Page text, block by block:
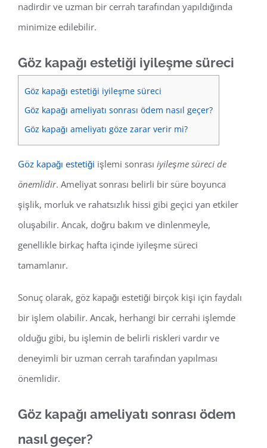
nadirdir ve uzman bir cerrah tarafından yapıldığında
minimize edilebilir.
Göz kapağı estetiği iyileşme süreci
Göz kapağı estetiği iyileşme süreci
Göz kapağı ameliyatı sonrası ödem nasıl geçer?
Göz kapağı ameliyatı göze zarar verir mi?
Göz kapağı estetiği işlemi sonrası iyileşme süreci de
önemlidir. Ameliyat sonrası belirli bir süre boyunca
şişlik, morluk ve rahatsızlık hissi gibi geçici yan etkiler
oluşabilir. Ancak, doğru bakım ve dinlenmeyle,
genellikle birkaç hafta içinde iyileşme süreci
tamamlanır.
Sonuç olarak, göz kapağı estetiği birçok kişi için faydalı
bir işlem olabilir. Ancak, herhangi bir cerrahi işlemde
olduğu gibi, bu işlemin de belirli riskleri vardır ve
deneyimli bir uzman cerrah tarafından yapılması
önemlidir.
Göz kapağı ameliyatı sonrası ödem
nasıl geçer?